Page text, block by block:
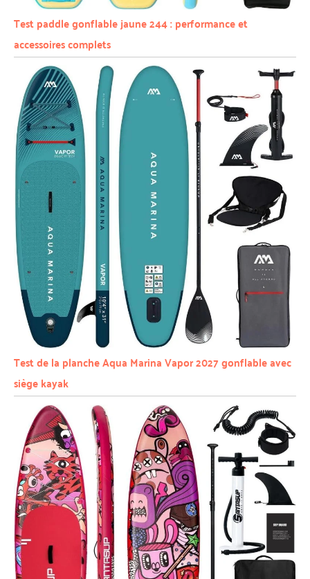
Test paddle gonflable jaune 244 : performance et
accessoires complets
Test de la planche Aqua Marina Vapor 2027 gonflable avec
siège kayak